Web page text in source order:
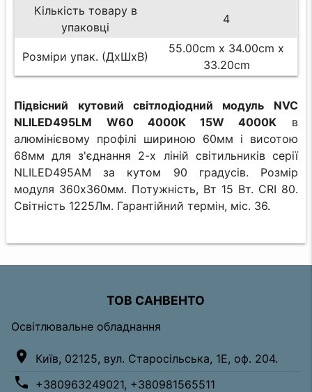
Кількість товару в
упаковці
4
Розміри упак. (ДхШхВ)
55.00cm x 34.00cm x
33.20cm
Підвісний кутовий світлодіодний модуль NVC
NLILED495LM W60 4000K 15W 4000K в
алюмінієвому профілі шириною 60мм і висотою
68мм для з'єднання 2-х ліній світильників серії
NLILED495AM за кутом 90 градусів. Розмір
модуля 360х360мм. Потужність, Вт 15 Вт. CRI 80.
Світність 1225Лм. Гарантійний термін, міс. 36.
ТОВ САНВЕНТО
Освітлювальне обладнання
location_on Київ, 02125, вул. Старосільська, 1Е, оф. 204.
phone +380963249021, +380981565511